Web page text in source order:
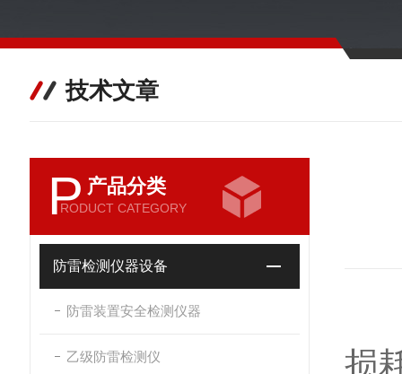
技术文章
P 产品分类
RODUCT CATEGORY
防雷检测仪器设备
防雷装置安全检测仪器
乙级防雷检测仪
损